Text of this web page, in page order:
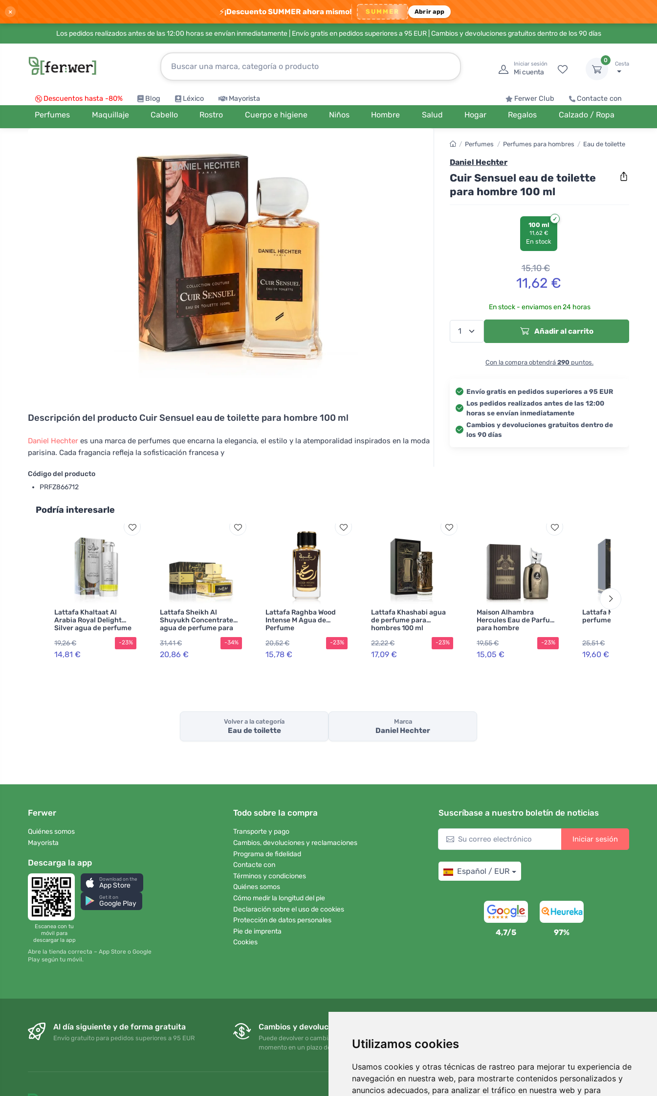
Utilizamos cookies
Usamos cookies y otras técnicas de rastreo para mejorar tu experiencia de
navegación en nuestra web, para mostrarte contenidos personalizados y
anuncios adecuados, para analizar el tráfico en nuestra web y para
× ⚡¡Descuento SUMMER ahora mismo! SUMMER Abrir app
Los pedidos realizados antes de las 12:00 horas se envían inmediatamente | Envío gratis en pedidos superiores a 95 EUR| Cambios y devoluciones gratuitos dentro de los 90 días
Iniciar sesión
Mi cuenta
0
Cesta
Descuentos hasta -80% Blog Léxico Mayorista Ferwer Club Contacte con
Perfumes Maquillaje Cabello Rostro Cuerpo e higiene Niños Hombre Salud Hogar Regalos Calzado / Ropa
Descripción del producto Cuir Sensuel eau de toilette para hombre 100 ml
Daniel Hechter es una marca de perfumes que encarna la elegancia, el estilo y la atemporalidad inspirados en la moda
parisina. Cada fragancia refleja la sofisticación francesa y
Código del producto
PRFZ866712
/ Perfumes / Perfumes para hombres / Eau de toilette
Daniel Hechter
Cuir Sensuel eau de toilette
para hombre 100 ml
100 ml
11,62 €
En stock
15,10€
11,62 €
En stock - enviamos en 24 horas
Añadir al carrito
Con la compra obtendrá 290 puntos.
Envío gratis en pedidos superiores a 95 EUR
Los pedidos realizados antes de las 12:00
horas se envían inmediatamente
Cambios y devoluciones gratuitos dentro de
los 90 días
Podría interesarle
Lattafa Khaltaat Al
Arabia Royal Delight
Silver agua de perfume
para hombre 100 ml
19,26 €
14,81 €
-23%
Lattafa Sheikh Al
Shuyukh Concentrated
agua de perfume para
31,41 €
20,86 €
-34%
Lattafa Raghba Wood
Intense M Agua de
Perfume
20,52 €
15,78 €
-23%
Lattafa Khashabi agua
de perfume para
hombres 100 ml
22,22 €
17,09 €
-23%
Maison Alhambra
Hercules Eau de Parfum
para hombre
19,55 €
15,05 €
-23%
Lattafa Mohra agua de
perfume unisex 100 ml
25,51 €
19,60 €
Volver a la categoría
Eau de toilette
Marca
Daniel Hechter
Ferwer
Quiénes somos
Mayorista
Descarga la app
Escanea con tu
móvil para
descargar la app
Download on the
App Store
Get it on
Google Play
Abre la tienda correcta – App Store o Google
Play según tu móvil.
Todo sobre la compra
Transporte y pago
Cambios, devoluciones y reclamaciones
Programa de fidelidad
Contacte con
Términos y condiciones
Quiénes somos
Cómo medir la longitud del pie
Declaración sobre el uso de cookies
Protección de datos personales
Pie de imprenta
Cookies
Suscríbase a nuestro boletín de noticias
Iniciar sesión
Español / EUR
4,7/5 97%
Al día siguiente y de forma gratuita
Envío gratuito para pedidos superiores a 95 EUR
Cambios y devoluciones gratuitos
Puede devolver o cambiar su pedido en cualquier
momento en un plazo de 90 días